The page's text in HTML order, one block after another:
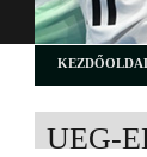
UEG-